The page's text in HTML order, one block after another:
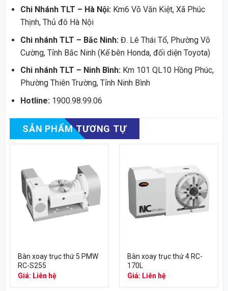
Chi Nhánh TLT – Hà Nội:Km6 Võ Văn Kiệt, Xã Phúc
Thịnh, Thủ đô Hà Nội
Chi nhánh TLT – Bắc Ninh: Đ. Lê Thái Tổ, Phường Võ
Cường, Tỉnh Bắc Ninh (Kế bên Honda, đối diện Toyota)
Chi nhánh TLT – Ninh Bình:Km 101 QL10 Hồng Phúc,
Phường Thiên Trường, Tỉnh Ninh Bình
Hotline: 1900.98.99.06
SẢN PHẨM TƯƠNG TỰ
Bàn xoay trục thứ 5 PMW
RC-S255
Giá: Liên hệ
Bàn xoay trục thứ 4 RC-
170L
Giá: Liên hệ